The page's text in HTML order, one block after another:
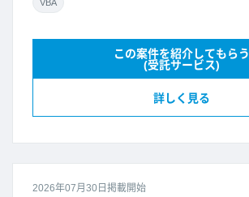
VBA
詳しく見る
この案件を紹介してもらう
(受託サービス)
2026年07月30日掲載開始